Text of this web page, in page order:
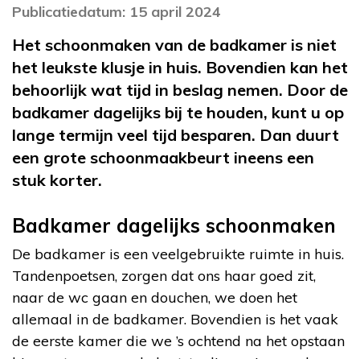
Publicatiedatum: 15 april 2024
Het schoonmaken van de badkamer is niet
het leukste klusje in huis. Bovendien kan het
behoorlijk wat tijd in beslag nemen. Door de
badkamer dagelijks bij te houden, kunt u op
lange termijn veel tijd besparen. Dan duurt
een grote schoonmaakbeurt ineens een
stuk korter.
Badkamer dagelijks schoonmaken
De badkamer is een veelgebruikte ruimte in huis.
Tandenpoetsen, zorgen dat ons haar goed zit,
naar de wc gaan en douchen, we doen het
allemaal in de badkamer. Bovendien is het vaak
de eerste kamer die we ’s ochtend na het opstaan